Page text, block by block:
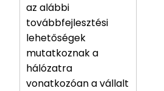
az alábbi
továbbfejlesztési
lehetőségek
mutatkoznak a
hálózatra
vonatkozóan a vállalt